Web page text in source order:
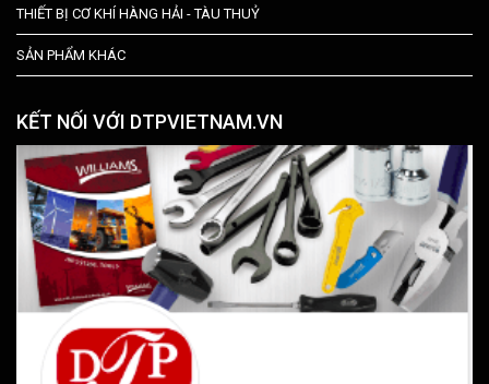
THIẾT BỊ CƠ KHÍ HÀNG HẢI - TÀU THUỶ
SẢN PHẨM KHÁC
KẾT NỐI VỚI DTPVIETNAM.VN